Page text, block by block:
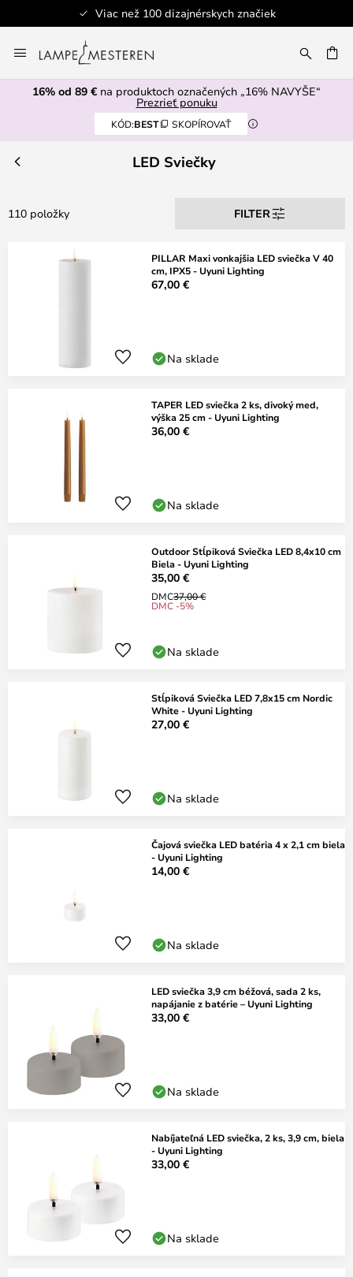
dizajnérskych značiek
to
Content
16% od 89 € na produktoch označených „16% NAVYŠE“
Prezrieť ponuku
KÓD:BEST SKOPÍROVAŤ
LED Sviečky
110 položky FILTER
PILLAR Maxi vonkajšia LED sviečka V 40
cm, IPX5 - Uyuni Lighting
67,00 €
Na sklade
TAPER LED sviečka 2 ks, divoký med,
výška 25 cm - Uyuni Lighting
36,00 €
Na sklade
Outdoor Stĺpiková Sviečka LED 8,4x10 cm
Biela - Uyuni Lighting
35,00 €
DMC37,00 €
DMC -5%
Na sklade
Stĺpiková Sviečka LED 7,8x15 cm Nordic
White - Uyuni Lighting
27,00 €
Na sklade
Čajová sviečka LED batéria 4 x 2,1 cm biela
- Uyuni Lighting
14,00 €
Na sklade
LED sviečka 3,9 cm béžová, sada 2 ks,
napájanie z batérie – Uyuni Lighting
33,00 €
Na sklade
Nabíjateľná LED sviečka, 2 ks, 3,9 cm, biela
- Uyuni Lighting
33,00 €
Na sklade